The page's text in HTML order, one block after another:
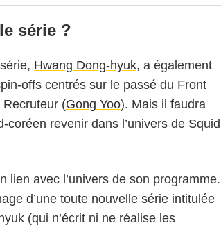
série ?
Hwang Dong-hyuk, a également
offs centrés sur le passé du Front
Recruteur (Gong Yoo). Mais il faudra
revenir dans l’univers de Squid
lien avec l’univers de son programme.
d’une toute nouvelle série intitulée
(qui n’écrit ni ne réalise les